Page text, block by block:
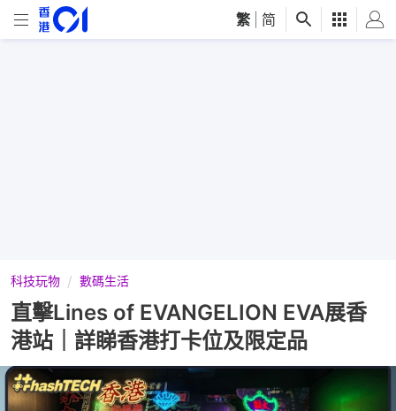
繁 简
科技玩物 數碼生活
直擊Lines of EVANGELION EVA展香
港站｜詳睇香港打卡位及限定品